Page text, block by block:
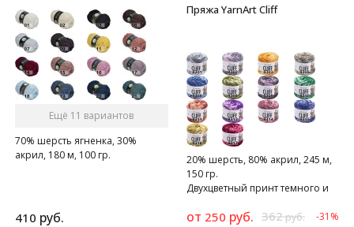
Ещё 11 вариантов
70% шерсть ягненка, 30%
акрил, 180 м, 100 гр.
410 руб.
Пряжа YarnArt Cliff
20% шерсть, 80% акрил, 245 м,
150 гр.
Двухцветный принт темного и
от 250 руб. 362руб. -31%